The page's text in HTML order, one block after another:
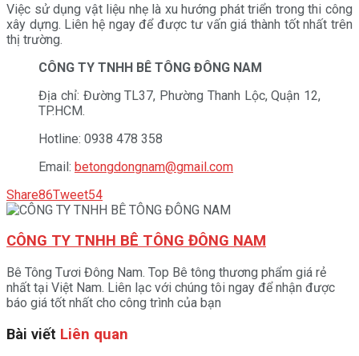
Việc sử dụng vật liệu nhẹ là xu hướng phát triển trong thi công
xây dựng. Liên hệ ngay để được tư vấn giá thành tốt nhất trên
thị trường.
CÔNG TY TNHH BÊ TÔNG ĐÔNG NAM
Địa chỉ: Đường TL37, Phường Thanh Lộc, Quận 12,
TP.HCM.
Hotline: 0938 478 358
Email: betongdongnam@gmail.com
Share86Tweet54
CÔNG TY TNHH BÊ TÔNG ĐÔNG NAM
Bê Tông Tươi Đông Nam. Top Bê tông thương phẩm giá rẻ
nhất tại Việt Nam. Liên lạc với chúng tôi ngay để nhận được
báo giá tốt nhất cho công trình của bạn
Bài viết Liên quan